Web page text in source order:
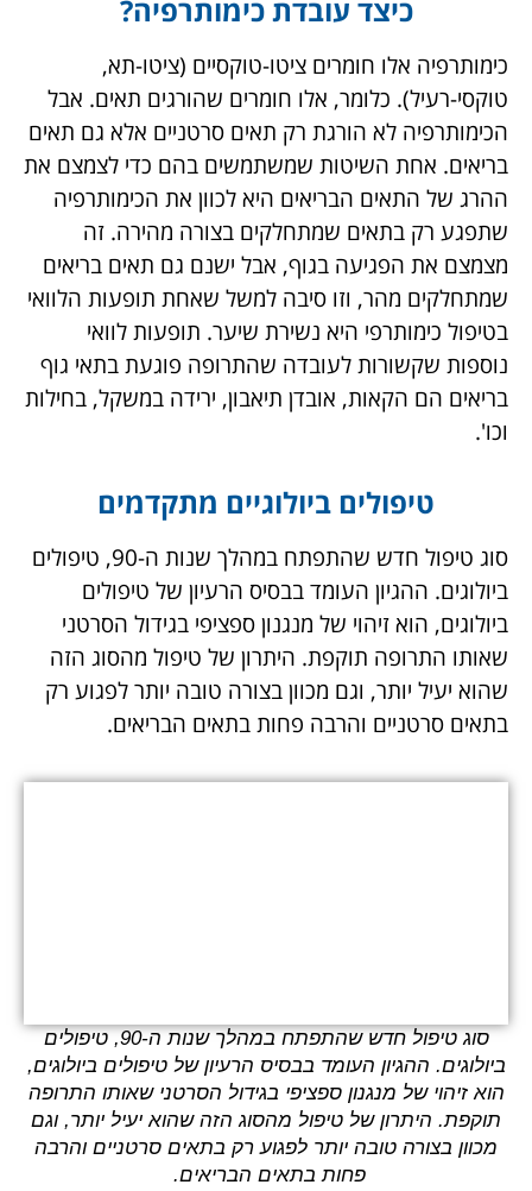
כיצד עובדת כימותרפיה?
כימותרפיה אלו חומרים ציטו-טוקסיים (ציטו-תא,
טוקסי-רעיל). כלומר, אלו חומרים שהורגים תאים. אבל
הכימותרפיה לא הורגת רק תאים סרטניים אלא גם תאים
בריאים. אחת השיטות שמשתמשים בהם כדי לצמצם את
ההרג של התאים הבריאים היא לכוון את הכימותרפיה
שתפגע רק בתאים שמתחלקים בצורה מהירה. זה
מצמצם את הפגיעה בגוף, אבל ישנם גם תאים בריאים
שמתחלקים מהר, וזו סיבה למשל שאחת תופעות הלוואי
בטיפול כימותרפי היא נשירת שיער. תופעות לוואי
נוספות שקשורות לעובדה שהתרופה פוגעת בתאי גוף
בריאים הם הקאות, אובדן תיאבון, ירידה במשקל, בחילות
וכו'.
טיפולים ביולוגיים מתקדמים
סוג טיפול חדש שהתפתח במהלך שנות ה-90, טיפולים
ביולוגים. ההגיון העומד בבסיס הרעיון של טיפולים
ביולוגים, הוא זיהוי של מנגנון ספציפי בגידול הסרטני
שאותו התרופה תוקפת. היתרון של טיפול מהסוג הזה
שהוא יעיל יותר, וגם מכוון בצורה טובה יותר לפגוע רק
בתאים סרטניים והרבה פחות בתאים הבריאים.
סוג טיפול חדש שהתפתח במהלך שנות ה-90, טיפולים
ביולוגים. ההגיון העומד בבסיס הרעיון של טיפולים ביולוגים,
הוא זיהוי של מנגנון ספציפי בגידול הסרטני שאותו התרופה
תוקפת. היתרון של טיפול מהסוג הזה שהוא יעיל יותר, וגם
מכוון בצורה טובה יותר לפגוע רק בתאים סרטניים והרבה
פחות בתאים הבריאים.